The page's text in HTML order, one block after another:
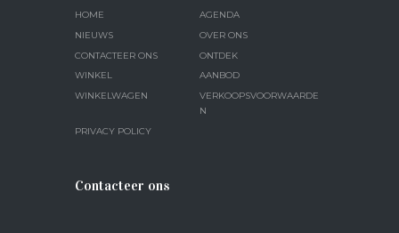
HOME
AGENDA
NIEUWS
OVER ONS
CONTACTEER ONS
ONTDEK
WINKEL
AANBOD
WINKELWAGEN
VERKOOPSVOORWAARDE
N
PRIVACY POLICY
Contacteer ons